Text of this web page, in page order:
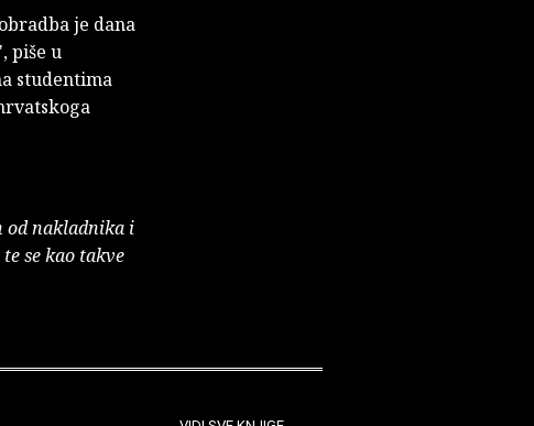
je dana
piše u
studentima
od nakladnika i
se kao takve